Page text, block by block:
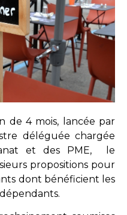
de 4 mois, lancée par
déléguée chargée
et des PME, le
propositions pour
dont bénéficient les